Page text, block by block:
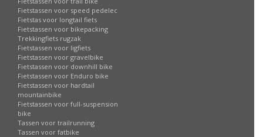
Fietstassen voor speed pedelec
Fietstas voor longtail fiets
Fietstassen voor bikepacking
Trekkingfiets rugzak
Fietstassen voor ligfiets
Fietstassen voor gravelbike
Fietstassen voor downhill bike
Fietstassen voor Enduro bike
Fietstassen voor hardtail
mountainbike
Fietstassen voor full-suspension
bike
Tassen voor trailrunning
Tassen voor fatbike